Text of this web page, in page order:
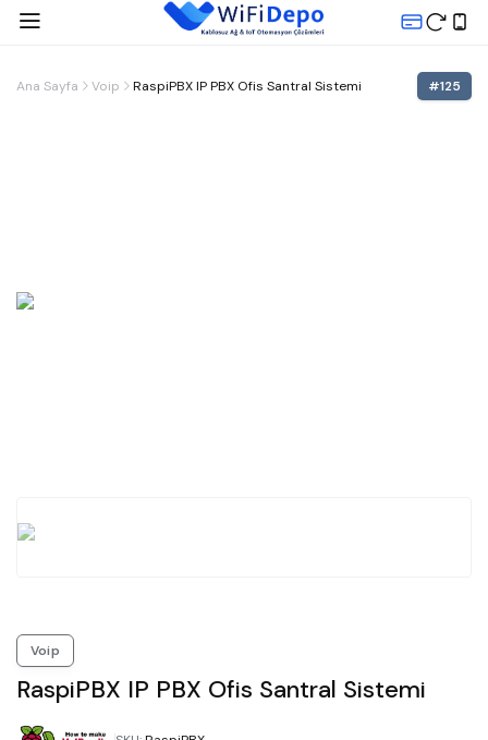
Ana Sayfa Voip RaspiPBX IP PBX Ofis Santral Sistemi #125
Voip
RaspiPBX IP PBX Ofis Santral Sistemi